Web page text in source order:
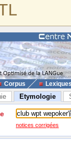
Corpus
Etymologie
notices corrigées